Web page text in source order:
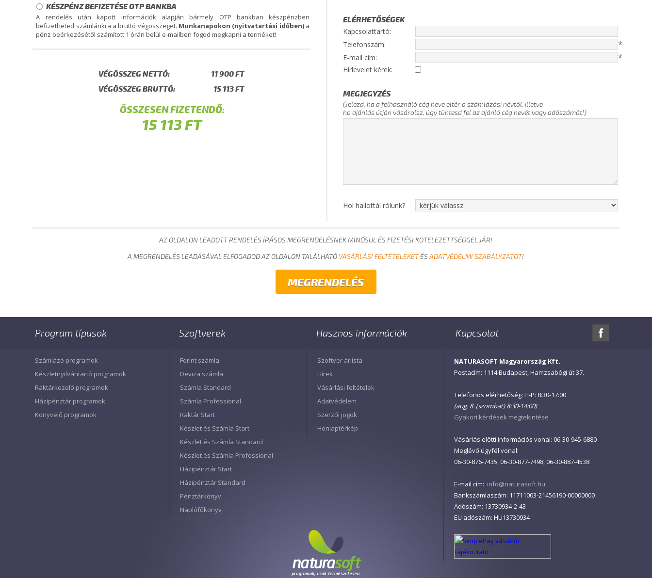
KÉSZPÉNZ BEFIZETÉSE OTP BANKBA
A rendelés után kapott információk alapján bármely OTP bankban készpénzben
befizetheted számlánkra a bruttó végösszeget. Munkanapokon (nyitvatartási időben)a
pénz beérkezésétől számított 1 órán belül e-mailben fogod megkapni a terméket!
VÉGÖSSZEG NETTÓ:
VÉGÖSSZEG BRUTTÓ:
ÖSSZESEN FIZETENDŐ:
ELÉRHETŐSÉGEK
Kapcsolattartó:
Telefonszám:
*
E-mail cím: *
Hírlevelet kérek:
MEGJEGYZÉS
(Jelezd, ha a felhasználó cég neve eltér a számlázási névtől, illetve
ha ajánlás útján vásárolsz, úgy tüntesd fel az ajánló cég nevét vagy adószámát!)
Hol hallottál rólunk?
AZ OLDALON LEADOTT RENDELÉS ÍRÁSOS MEGRENDELÉSNEK MINŐSÜL ÉS FIZETÉSI KÖTELEZETTSÉGGEL JÁR!
A MEGRENDELÉS LEADÁSÁVAL ELFOGADOD AZ OLDALON TALÁLHATÓ VÁSÁRLÁSI FELTÉTELEKETÉSADATVÉDELMI SZABÁLYZATOT!
Program típusok
Számlázó programok
Készletnyilvántartó programok
Raktárkezelő programok
Házipénztár programok
Könyvelő programok
Szoftverek
Forint számla
Deviza számla
Számla Standard
Számla Professional
Raktár Start
Készlet és Számla Start
Készlet és Számla Standard
Készlet és Számla Professional
Házipénztár Start
Házipénztár Standard
Pénztárkönyv
Naplófőkönyv
Hasznos információk
Szoftver árlista
Hírek
Vásárlási feltételek
Adatvédelem
Szerzői jogok
Honlaptérkép
Kapcsolat
NATURASOFT Magyarország Kft.
Postacím: 1114 Budapest, Hamzsabégi út 37.
Telefonos elérhetőség: H-P: 8:30-17:00
(aug. 8. (szombat) 8:30-14:00)
Gyakori kérdések megtekintése
Vásárlás előtti információs vonal: 06-30-945-6880
Meglévő ügyfél vonal:
06-30-876-7435, 06-30-877-7498, 06-30-887-4538
E-mail cím: info@naturasoft.hu
Bankszámlaszám: 11711003-21456190-00000000
Adószám: 13730934-2-43
EU adószám: HU13730934